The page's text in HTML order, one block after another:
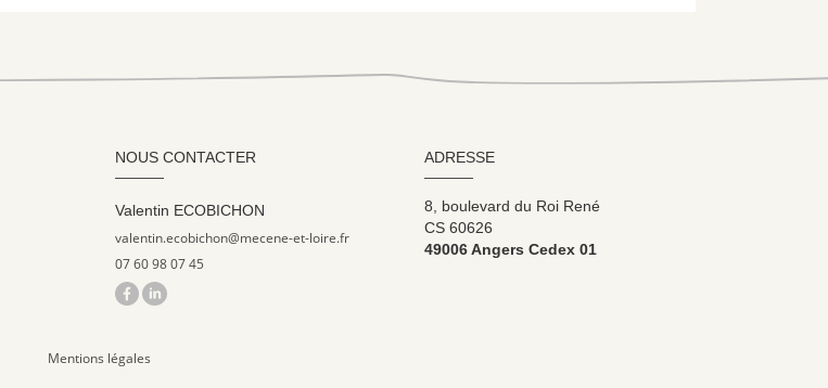
NOUS CONTACTER
Valentin ECOBICHON
valentin.ecobichon@mecene-et-loire.fr
07 60 98 07 45
ADRESSE
8, boulevard du Roi René
CS 60626
49006 Angers Cedex 01
Mentions légales